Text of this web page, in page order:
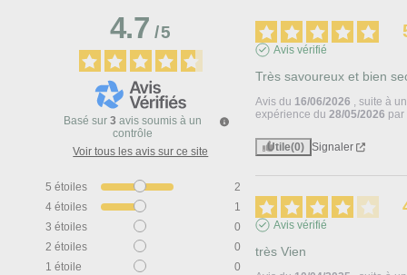
4.7/5
Basé sur 3 avis soumis à un
contrôle
Voir tous les avis sur ce site
5 étoiles
2
4 étoiles
1
3 étoiles
0
2 étoiles
0
1 étoile 0
Avis vérifié
Très savoureux et bien
Avis du 16/06/2026 , suite à
expérience du28/05/2026 par
Utile(0) Signaler
Avis vérifié
très Vien